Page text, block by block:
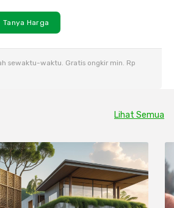
Tanya Harga
sewaktu-waktu. Gratis ongkir min. Rp
Lihat Semua